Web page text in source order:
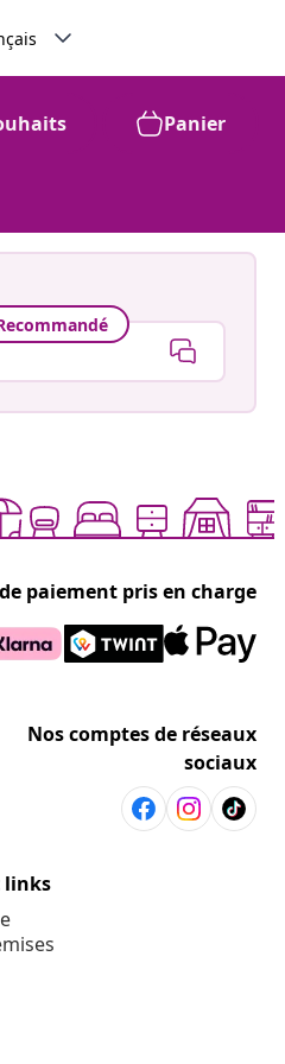
Panier
paiement pris en charge
Nos comptes de réseaux
sociaux
links